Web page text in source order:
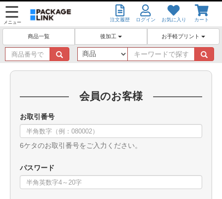
メニュー 注文履歴 ログイン お気に入り カート
商品一覧 後加工 お手軽プリント
商
品
番
キ
ー
ワ
会員のお客様
お取引番号
6ケタのお取引番号をご入力ください。
パスワード